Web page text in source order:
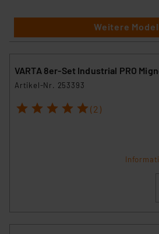
Weitere
VARTA 8er-Set Industrial PRO
Artikel-Nr. 253393
1 2 3 4 5 (2)